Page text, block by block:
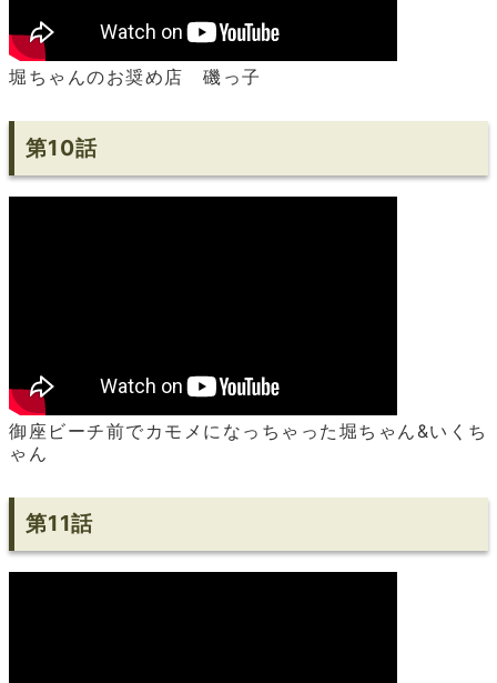
堀ちゃんのお奨め店 磯っ子
第10話
御座ビーチ前でカモメになっちゃった堀ちゃん&いくち
ゃん
第11話